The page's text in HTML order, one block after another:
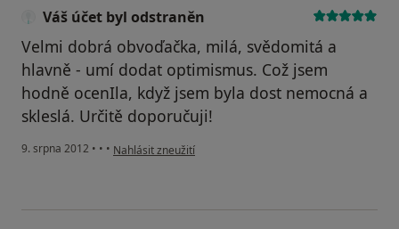
Váš účet byl odstraněn
Velmi dobrá obvoďačka, milá, svědomitá a
hlavně - umí dodat optimismus. Což jsem
hodně ocenIla, když jsem byla dost nemocná a
skleslá. Určitě doporučuji!
9. srpna 2012 • • • podle názoru uživatele Váš účet byl odstraněn
Nahlásit zneužití